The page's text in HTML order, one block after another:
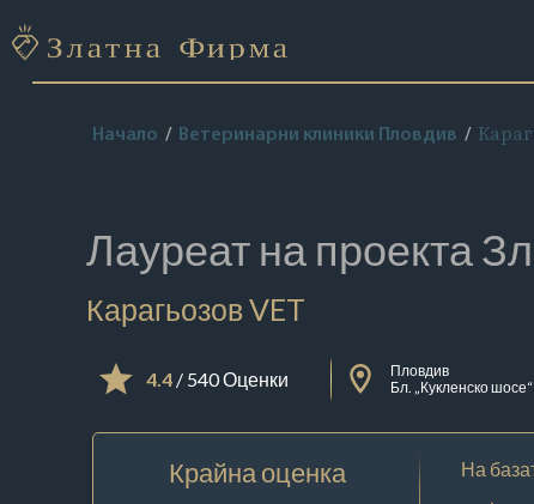
Начало Ветеринарни клиники Пловдив
Лауреат на проекта
Карагьозов VET
4.4/ 540 Оценки
Пловдив
Бл. „Кукленско
Крайна оценка На